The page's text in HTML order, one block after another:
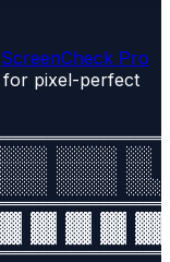
ScreenCheck Pro
for pixel-perfect
░░░░░░░
░░░░░░░
░░░░░░░
▓▓▓ ▓▓▓ ▓▓▓
▓▓▓ ▓▓▓ ▓▓▓